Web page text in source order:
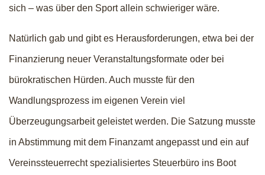
sich – was über den Sport allein schwieriger wäre.
Natürlich gab und gibt es Herausforderungen, etwa bei der
Finanzierung neuer Veranstaltungsformate oder bei
bürokratischen Hürden. Auch musste für den
Wandlungsprozess im eigenen Verein viel
Überzeugungsarbeit geleistet werden. Die Satzung musste
in Abstimmung mit dem Finanzamt angepasst und ein auf
Vereinssteuerrecht spezialisiertes Steuerbüro ins Boot